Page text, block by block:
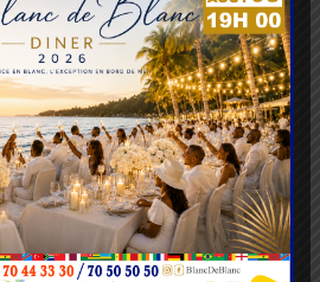
Tout Le Texte
AIMER
POLITIQUE
Le Parti BATIR mise sur
ses élus locaux pour